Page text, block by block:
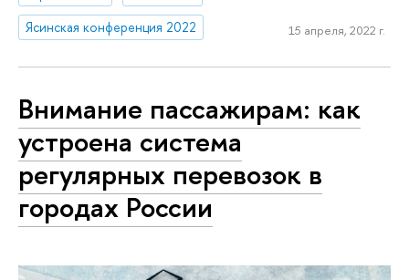
Ясинская конференция 2022
15 апреля, 2022 г.
Внимание пассажирам: как
устроена система
регулярных перевозок в
городах России